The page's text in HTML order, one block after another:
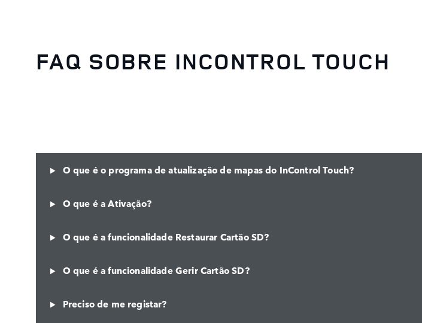
FAQ SOBRE INCONTROL TOUCH
O que é o programa de atualização de mapas do InControl Touch?
O que é a Ativação?
O que é a funcionalidade Restaurar Cartão SD?
O que é a funcionalidade Gerir Cartão SD?
Preciso de me registar?